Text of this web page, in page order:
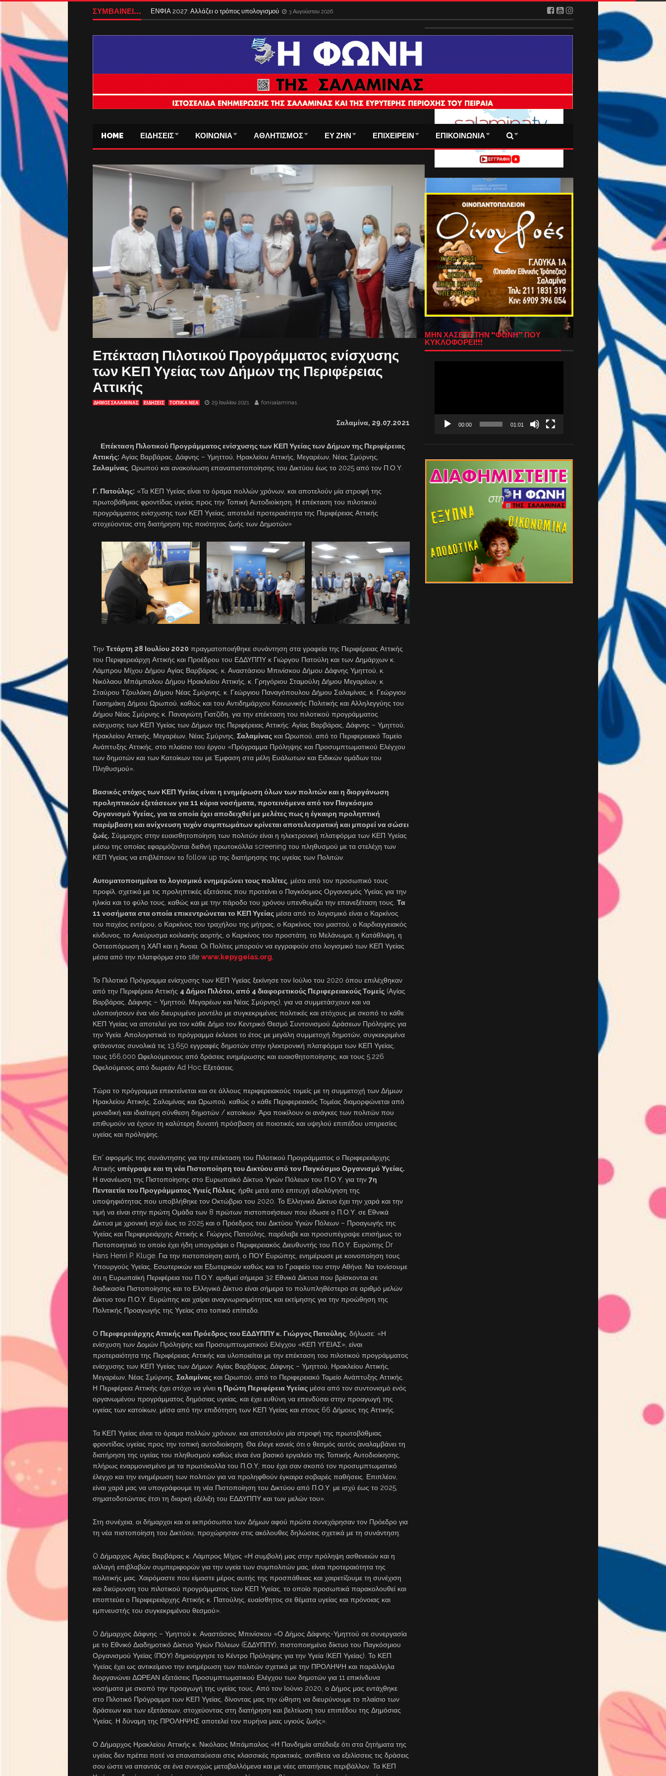
ΣΥΜΒΑΙΝΕΙ... ΕΝΦΙΑ 2027: Αλλάζει ο τρόπος υπολογισμού 3 Αυγούστου 2026
HOME ΕΙΔΗΣΕΙΣ ΚΟΙΝΩΝΙΑ ΑΘΛΗΤΙΣΜΟΣ ΕΥ ΖΗΝ ΕΠΙΧΕΙΡΕΙΝ ΕΠΙΚΟΙΝΩΝΙΑ
Επέκταση Πιλοτικού Προγράμματος ενίσχυσης
των ΚΕΠ Υγείας των Δήμων της Περιφέρειας
Αττικής
ΔΗΜΟΣ ΣΑΛΑΜΙΝΑΣ ΕΙΔΗΣΕΙΣ ΤΟΠΙΚΑ ΝΕΑ 29 Ιουλίου 2021 fonisalaminas
Σαλαμίνα, 29.07.2021
Επέκταση Πιλοτικού Προγράμματος ενίσχυσης των ΚΕΠ Υγείας των Δήμων της Περιφέρειας
Αττικής: Αγίας Βαρβάρας, Δάφνης – Υμηττού, Ηρακλείου Αττικής, Μεγαρέων, Νέας Σμύρνης,
Σαλαμίνας , Ωρωπού και ανακοίνωση επαναπιστοποίησης του Δικτύου έως το 2025 από τον Π.Ο.Υ.
Γ. Πατούλης: «Τα ΚΕΠ Υγείας είναι το όραμα πολλών χρόνων, και αποτελούν μία στροφή της
πρωτοβάθμιας φροντίδας υγείας προς την Τοπική Αυτοδιοίκηση. Η επέκταση του πιλοτικού
προγράμματος ενίσχυσης των ΚΕΠ Υγείας, αποτελεί προτεραιότητα της Περιφέρειας Αττικής
στοχεύοντας στη διατήρηση της ποιότητας ζωής των Δημοτών»
Την Τετάρτη 28 Ιουλίου 2020 πραγματοποιήθηκε συνάντηση στα γραφεία της Περιφέρειας Αττικής
του Περιφερειάρχη Αττικής και Προέδρου του ΕΔΔΥΠΠΥ κ Γιώργου Πατούλη και των Δημάρχων κ.
Λάμπρου Μίχου Δήμου Αγίας Βαρβάρας, κ. Αναστάσιου Μπινίσκου Δήμου Δάφνης Υμηττού, κ.
Νικόλαου Μπάμπαλου Δήμου Ηρακλείου Αττικής, κ. Γρηγόριου Σταμούλη Δήμου Μεγαρέων, κ.
Σταύρου Τζουλάκη Δήμου Νέας Σμύρνης, κ. Γεώργιου Παναγόπουλου Δήμου Σαλαμίνας, κ. Γεώργιου
Γιασημάκη Δήμου Ωρωπού, καθώς και του Αντιδημάρχου Κοινωνικής Πολιτικής και Αλληλεγγύης του
Δήμου Νέας Σμύρνης κ. Παναγιώτη Γιατζίδη, για την επέκταση του πιλοτικού προγράμματος
ενίσχυσης των ΚΕΠ Υγείας των Δήμων της Περιφέρειας Αττικής: Αγίας Βαρβάρας, Δάφνης – Υμηττού,
Ηρακλείου Αττικής, Μεγαρέων, Νέας Σμύρνης, Σαλαμίνας και Ωρωπού, από το Περιφερειακό Ταμείο
Ανάπτυξης Αττικής, στο πλαίσιο του έργου «Πρόγραμμα Πρόληψης και Προσυμπτωματικού Ελέγχου
των δημοτών και των Κατοίκων του με Έμφαση στα μέλη Ευάλωτων και Ειδικών ομάδων του
Πληθυσμού».
Βασικός στόχος των ΚΕΠ Υγείας είναι η ενημέρωση όλων των πολιτών και η διοργάνωση
προληπτικών εξετάσεων για 11 κύρια νοσήματα, προτεινόμενα από τον Παγκόσμιο
Οργανισμό Υγείας, για τα οποία έχει αποδειχθεί με μελέτες πως η έγκαιρη προληπτική
παρέμβαση και ανίχνευση τυχόν συμπτωμάτων κρίνεται αποτελεσματική και μπορεί να σώσει
ζωές. Σύμμαχος στην ευαισθητοποίηση των πολιτών είναι η ηλεκτρονική πλατφόρμα των ΚΕΠ Υγείας
μέσω της οποίας εφαρμόζονται διεθνή πρωτοκόλλα screening του πληθυσμού με τα στελέχη των
ΚΕΠ Υγείας να επιβλέπουν το follow up της διατήρησης της υγείας των Πολιτών.
Αυτοματοποιημένα το λογισμικό ενημερώνει τους πολίτες , μέσα από τον προσωπικό τους
προφίλ, σχετικά με τις προληπτικές εξετάσεις που προτείνει ο Παγκόσμιος Οργανισμός Υγείας για την
ηλικία και το φύλο τους, καθώς και με την πάροδο του χρόνου υπενθυμίζει την επανεξέταση τους. Τα
11 νοσήματα στα οποία επικεντρώνεται το ΚΕΠ Υγείας μέσα από το λογισμικό είναι ο Καρκίνος
του παχέος εντέρου, ο Καρκίνος του τραχήλου της μήτρας, ο Καρκίνος του μαστού, ο Καρδιαγγειακός
κίνδυνος, το Ανεύρυσμα κοιλιακής αορτής, ο Καρκίνος του προστάτη, το Μελάνωμα, η Κατάθλιψη, η
Οστεοπόρωση η ΧΑΠ και η Άνοια. Οι Πολίτες μπορούν να εγγραφούν στο λογισμικό των ΚΕΠ Υγείας
μέσα από την πλατφόρμα στο site www.kepygeias.org
Το Πιλοτικό Πρόγραμμα ενίσχυσης των ΚΕΠ Υγείας ξεκίνησε τον Ιούλιο του 2020 όπου επιλέχθηκαν
από την Περιφέρεια Αττικής 4 Δήμοι Πιλότοι, από 4 διαφορετικούς Περιφερειακούς Τομείς (Αγίας
Βαρβάρας, Δάφνης – Υμηττού, Μεγαρέων και Νέας Σμύρνης), για να συμμετάσχουν και να
υλοποιήσουν ένα νέο διευρυμένο μοντέλο με συγκεκριμένες πολιτικές και στόχους με σκοπό το κάθε
ΚΕΠ Υγείας να αποτελεί για τον κάθε Δήμο τον Κεντρικό Θεσμό Συντονισμού Δράσεων Πρόληψης για
την Υγεία. Απολογιστικά το πρόγραμμα έκλεισε το έτος με μεγάλη συμμετοχή δημοτών, συγκεκριμένα
φτάνοντας συνολικά τις 13,650 εγγραφές δημοτών στην ηλεκτρονική πλατφόρμα των ΚΕΠ Υγείας,
τους 166,000 Ωφελούμενους από δράσεις ενημέρωσης και ευαισθητοποίησης, και τους 5.226
Ωφελούμενος από δωρεάν Ad Hoc Εξετάσεις.
Τώρα το πρόγραμμα επεκτείνεται και σε άλλους περιφερειακούς τομείς με τη συμμετοχή των Δήμων
Ηρακλείου Αττικής, Σαλαμίνας και Ωρωπού, καθώς ο κάθε Περιφερειακός Τομέας διαμορφώνεται από
μοναδική και ιδιαίτερη σύνθεση δημοτών / κατοίκων. Άρα ποικίλουν οι ανάγκες των πολιτών που
επιθυμούν να έχουν τη καλύτερη δυνατή πρόσβαση σε ποιοτικές και υψηλού επιπέδου υπηρεσίες
υγείας και πρόληψης.
Επ’ αφορμής της συνάντησης για την επέκταση του Πιλοτικού Προγράμματος ο Περιφερειάρχης
Αττικής υπέγραψε και τη νέα Πιστοποίηση του Δικτύου από τον Παγκόσμιο Οργανισμό Υγείας.
Η ανανέωση της Πιστοποίησης στο Ευρωπαϊκό Δίκτυο Υγιών Πόλεων του Π.Ο.Υ, για την 7η
Πενταετία του Προγράμματος Υγιείς Πόλεις , ήρθε μετά από επιτυχή αξιολόγηση της
υποψηφιότητας που υποβλήθηκε τον Οκτώβριο του 2020. Το Ελληνικό Δίκτυο έχει την χαρά και την
τιμή να είναι στην πρώτη Ομάδα των 8 πρώτων πιστοποιήσεων που έδωσε ο Π.Ο.Υ. σε Εθνικά
Δίκτυα με χρονική ισχύ έως το 2025 και ο Πρόεδρος του Δικτύου Υγιών Πόλεων – Προαγωγής της
Υγείας και Περιφερειάρχης Αττικής κ. Γιώργος Πατούλης, παρέλαβε και προσυπέγραψε επισήμως το
Πιστοποιητικό το οποίο έχει ήδη υπογράψει ο Περιφερειακός Διευθυντής του Π.Ο.Υ. Ευρώπης Dr
Hans Henri P. Kluge. Για την πιστοποίηση αυτή, ο ΠΟΥ Ευρώπης, ενημέρωσε με κοινοποίηση τους
Υπουργούς Υγείας, Εσωτερικών και Εξωτερικών καθώς και το Γραφείο του στην Αθήνα. Να τονίσουμε
ότι η Ευρωπαϊκή Περιφέρεια του Π.Ο.Υ. αριθμεί σήμερα 32 Εθνικά Δίκτυα που βρίσκονται σε
διαδικασία Πιστοποίησης και το Ελληνικό Δίκτυο είναι σήμερα το πολυπληθέστερο σε αριθμό μελών
Δίκτυο του Π.Ο.Υ. Ευρώπης και χαίρει αναγνωρισιμότητας και εκτίμησης για την προώθηση της
Πολιτικής Προαγωγής της Υγείας στο τοπικό επίπεδο.
Ο Περιφερειάρχης Αττικής και Πρόεδρος του ΕΔΔΥΠΠΥ κ. Γιώργος Πατούλης , δήλωσε: «Η
ενίσχυση των Δομών Πρόληψης και Προσυμπτωματικού Ελέγχου «ΚΕΠ ΥΓΕΙΑΣ», είναι
προτεραιότητα της Περιφέρειας Αττικής και υλοποιείται με την επέκταση του πιλοτικού προγράμματος
ενίσχυσης των ΚΕΠ Υγείας των Δήμων: Αγίας Βαρβάρας, Δάφνης – Υμηττού, Ηρακλείου Αττικής,
Μεγαρέων, Νέας Σμύρνης, Σαλαμίνας και Ωρωπού, από το Περιφερειακό Ταμείο Ανάπτυξης Αττικής.
Η Περιφέρεια Αττικής έχει στόχο να γίνει η Πρώτη ΠεριφέρειαΥγείας μέσα από τον συντονισμό ενός
οργανωμένου προγράμματος δημόσιας υγείας, και έχει ευθύνη να επενδύσει στην προαγωγή της
υγείας των κατοίκων, μέσα από την επιδότηση των ΚΕΠ Υγείας και στους 66 Δήμους της Αττικής.
Τα ΚΕΠ Υγείας είναι το όραμα πολλών χρόνων, και αποτελούν μία στροφή της πρωτοβάθμιας
φροντίδας υγείας προς την τοπική αυτοδιοίκηση. Θα έλεγε κανείς ότι ο θεσμός αυτός αναλαμβάνει τη
διατήρηση της υγείας του πληθυσμού καθώς είναι ένα βασικό εργαλείο της Τοπικής Αυτοδιοίκησης,
πλήρως εναρμονισμένο με τα πρωτόκολλα του Π.Ο.Υ, που έχει σαν σκοπό τον προσυμπτωματικό
έλεγχο και την ενημέρωση των πολιτών για να προληφθούν έγκαιρα σοβαρές παθήσεις. Επιπλέον,
είναι χαρά μας να υπογράφουμε τη νέα Πιστοποίηση του Δικτύου από Π.Ο.Υ. με ισχύ έως το 2025,
σηματοδοτώντας έτσι τη διαρκή εξέλιξη του ΕΔΔΥΠΠΥ και των μελών του».
Στη συνέχεια, οι δήμαρχοι και οι εκπρόσωποι των Δήμων αφού πρώτα συνεχάρησαν τον Πρόεδρο για
τη νέα πιστοποίηση του Δικτύου, προχώρησαν στις ακόλουθες δηλώσεις σχετικά με τη συνάντηση:
O Δήμαρχος Αγίας Βαρβάρας κ. Λάμπρος Μίχος «Η συμβολή μας στην πρόληψη ασθενειών και η
αλλαγή επιβλαβών συμπεριφορών για την υγεία των συμπολιτών μας, είναι προτεραιότητα της
πολιτικής μας. Χαιρόμαστε που είμαστε μέρος αυτής της προσπάθειας και χαιρετίζουμε τη συνέχιση
και διεύρυνση του πιλοτικού προγράμματος των ΚΕΠ Υγείας, το οποίο προσωπικά παρακολουθεί και
εποπτεύει ο Περιφερειάρχης Αττικής κ. Πατούλης, ευαίσθητος σε θέματα υγείας και πρόνοιας και
εμπνευστής του συγκεκριμένου θεσμού».
O Δήμαρχος Δάφνης – Υμηττού κ. Αναστάσιος Μπινίσκου «Ο Δήμος Δάφνης-Υμηττού σε συνεργασία
με το Εθνικό Διαδημοτικό Δίκτυο Υγιών Πόλεων (EΔΔΥΠΠΥ), πιστοποιημένο δίκτυο του Παγκόσμιου
Οργανισμού Υγείας (ΠΟΥ) δημιούργησε το Κέντρο Πρόληψης για την Υγεία (ΚΕΠ Υγείας). Το ΚΕΠ
Υγείας έχει ως αντικείμενο την ενημέρωση των πολιτών σχετικά με την ΠΡΟΛΗΨΗ και παράλληλα
διοργανώνει ΔΩΡΕΑΝ εξετάσεις Προσυμπτωματικού Ελέγχου των δημοτών για 11 επικίνδυνα
νοσήματα με σκοπό την προαγωγή της υγείας τους. Από τον Ιούνιο 2020, ο Δήμος μας εντάχθηκε
στο Πιλοτικό Πρόγραμμα των ΚΕΠ Υγείας, δίνοντας μας την ώθηση να διευρύνουμε το πλαίσιο των
δράσεων και των εξετάσεων, στοχεύοντας στη διατήρηση και βελτίωση του επιπέδου της Δημόσιας
Υγείας. Η δύναμη της ΠΡΟΛΗΨΗΣ αποτελεί τον πυρήνα μιας υγιούς ζωής».
Ο Δήμαρχος Ηρακλείου Αττικής κ. Νικόλαος Μπάμπαλος «Η Πανδημία απέδειξε ότι στα ζητήματα της
υγείας δεν πρέπει ποτέ να επαναπαύεσαι στις κλασσικές πρακτικές, αντίθετα να εξελίσσεις τις δράσεις
σου ώστε να απαντάς σε ένα συνεχώς μεταβαλλόμενα και με νέες απαιτήσεις περιβάλλον. Τα ΚΕΠ
ΜΗΝ ΧΑΣΕΤΕ ΤΗΝ “ΦΩΝΗ” ΠΟΥ
ΚΥΚΛΟΦΟΡΕΙ!!!
00:00 01:01